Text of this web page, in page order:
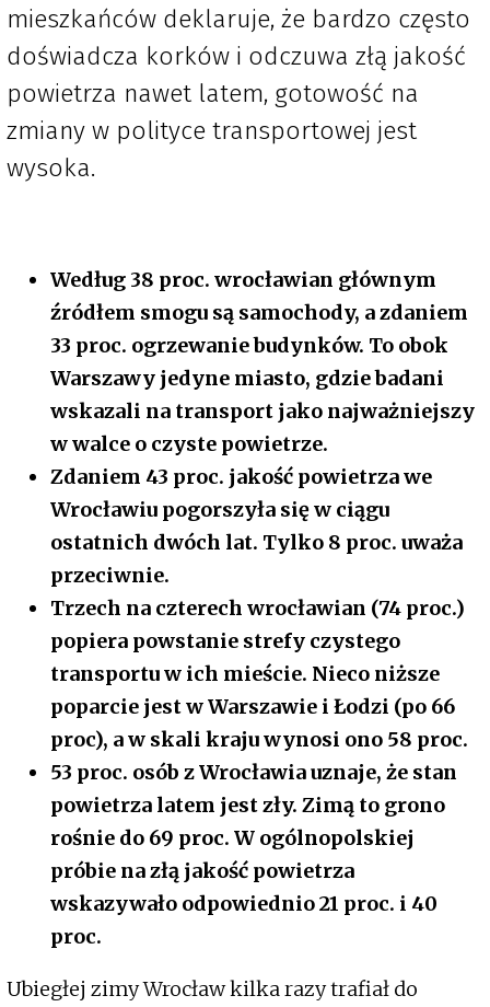
mieszkańców deklaruje, że bardzo często
doświadcza korków i odczuwa złą jakość
powietrza nawet latem, gotowość na
zmiany w polityce transportowej jest
wysoka.
Według 38 proc. wrocławian głównym
źródłem smogu są samochody, a zdaniem
33 proc. ogrzewanie budynków. To obok
Warszawy jedyne miasto, gdzie badani
wskazali na transport jako najważniejszy
w walce o czyste powietrze.
Zdaniem 43 proc. jakość powietrza we
Wrocławiu pogorszyła się w ciągu
ostatnich dwóch lat. Tylko 8 proc. uważa
przeciwnie.
Trzech na czterech wrocławian (74 proc.)
popiera powstanie strefy czystego
transportu w ich mieście. Nieco niższe
poparcie jest w Warszawie i Łodzi (po 66
proc), a w skali kraju wynosi ono 58 proc.
53 proc. osób z Wrocławia uznaje, że stan
powietrza latem jest zły. Zimą to grono
rośnie do 69 proc. W ogólnopolskiej
próbie na złą jakość powietrza
wskazywało odpowiednio 21 proc. i 40
proc.
Ubiegłej zimy Wrocław kilka razy trafiał do